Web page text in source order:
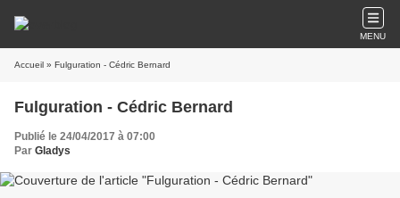
MENU
Accueil » Fulguration - Cédric Bernard
Fulguration - Cédric Bernard
Publié le 24/04/2017 à 07:00
Par Gladys